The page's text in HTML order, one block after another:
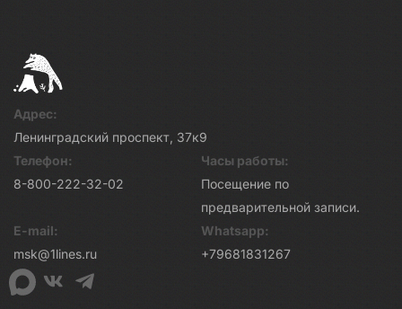
Адрес:
Ленинградский проспект, 37к9
Телефон:
8-800-222-32-02
Часы работы:
Посещение по
предварительной записи.
E-mail:
msk@1lines.ru
Whatsapp:
+79681831267